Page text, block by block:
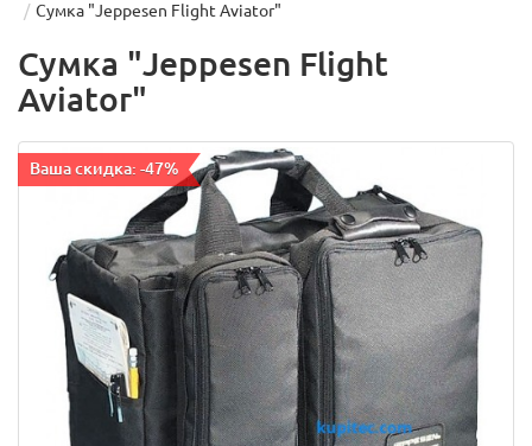
Сумка "Jeppesen Flight Aviator"
Сумка "Jeppesen Flight
Aviator"
Ваша скидка: -47%